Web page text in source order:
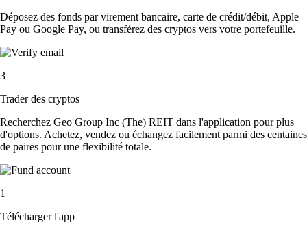
Déposez des fonds par virement bancaire, carte de crédit/débit, Apple
Pay ou Google Pay, ou transférez des cryptos vers votre portefeuille.
3
Trader des cryptos
Recherchez Geo Group Inc (The) REIT dans l'application pour plus
d'options. Achetez, vendez ou échangez facilement parmi des centaines
de paires pour une flexibilité totale.
1
Télécharger l'app